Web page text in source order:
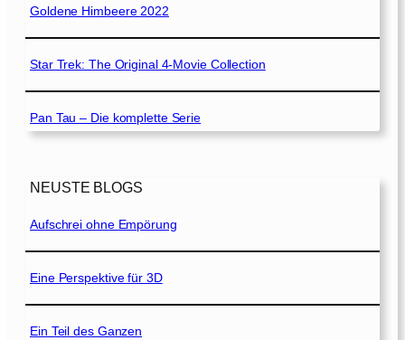
Goldene Himbeere 2022
Star Trek: The Original 4-Movie Collection
Pan Tau – Die komplette Serie
NEUSTE BLOGS
Aufschrei ohne Empörung
Eine Perspektive für 3D
Ein Teil des Ganzen